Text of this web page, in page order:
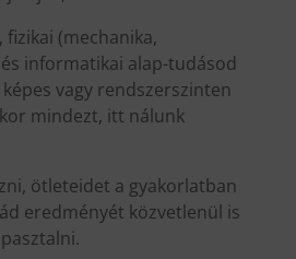
(mechanika,
informatikai alap-tudásod
vagy rendszerszinten
mindezt, itt nálunk
ötleteidet a gyakorlatban
eredményét közvetlenül is